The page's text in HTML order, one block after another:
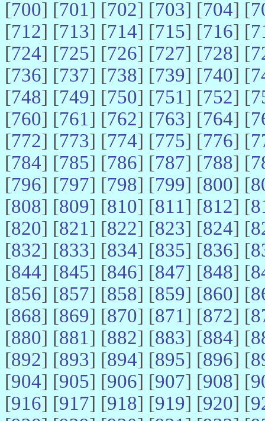
[700] [701] [702] [703] [704] [
[712] [713] [714] [715] [716] [
[724] [725] [726] [727] [728] [
[736] [737] [738] [739] [740] [
[748] [749] [750] [751] [752] [
[760] [761] [762] [763] [764] [
[772] [773] [774] [775] [776] [
[784] [785] [786] [787] [788] [
[796] [797] [798] [799] [800] [
[808] [809] [810] [811] [812] [
[820] [821] [822] [823] [824] [
[832] [833] [834] [835] [836] [
[844] [845] [846] [847] [848] [
[856] [857] [858] [859] [860] [
[868] [869] [870] [871] [872] [
[880] [881] [882] [883] [884] [
[892] [893] [894] [895] [896] [
[904] [905] [906] [907] [908] [
[916] [917] [918] [919] [920] [